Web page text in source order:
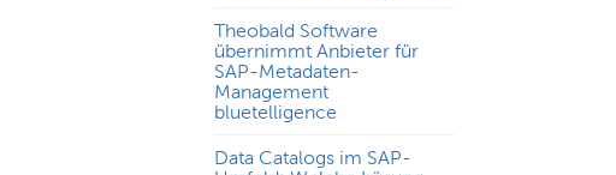
Theobald Software
übernimmt Anbieter für
SAP-Metadaten-
Management
bluetelligence
Data Catalogs im SAP-